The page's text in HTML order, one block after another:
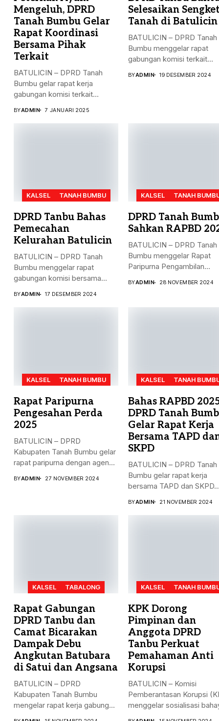
Mengeluh, DPRD
Tanah Bumbu Gelar
Rapat Koordinasi
Bersama Pihak
Terkait
BATULICIN – DPRD Tanah
Bumbu gelar rapat kerja
gabungan komisi terkait
BYADMIN 7 JANUARI 2025
Selesaikan
Tanah di Batulicin
BATULICIN – DPRD Tanah
Bumbu menggelar rapat
gabungan komisi terkait
BYADMIN 19 DESEMBER 2024
KALSEL TANAH BUMBU
DPRD Tanbu Bahas
Pemecahan
Kelurahan Batulicin
BATULICIN – DPRD Tanah
Bumbu menggelar rapat
gabungan komisi bersama
BYADMIN 17 DESEMBER 2024
KALSEL TANAH
DPRD Tanah
Sahkan RAPBD
BATULICIN – DPRD Tanah
Bumbu menggelar Rapat
Paripurna Pengambilan
BYADMIN 28 NOVEMBER 2024
KALSEL TANAH BUMBU
Rapat Paripurna
Pengesahan Perda
2025
BATULICIN – DPRD
Kabupaten Tanah Bumbu gelar
rapat paripurna dengan agenda
BYADMIN 27 NOVEMBER 2024
KALSEL TANAH
Bahas RAPBD
DPRD Tanah
Gelar Rapat Kerja
Bersama TAPD
SKPD
BATULICIN – DPRD Tanah
Bumbu gelar rapat kerja
bersama TAPD dan
BYADMIN 21 NOVEMBER 2024
KALSEL TABALONG
Rapat Gabungan
DPRD Tanbu dan
Camat Bicarakan
Dampak Debu
Angkutan Batubara
di Satui dan Angsana
BATULICIN – DPRD
Kabupaten Tanah Bumbu
mengelar rapat kerja gabungan
KALSEL TANAH
KPK Dorong
Pimpinan dan
Anggota DPRD
Tanbu Perkuat
Pemahaman Anti
Korupsi
BATULICIN – Komisi
Pemberantasan Korupsi
menggelar sosialisasi